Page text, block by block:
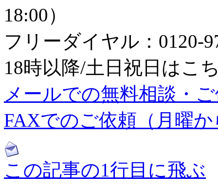
18:00）
フリーダイヤル：0120-
18時以降/土日祝日はこ
メールでの無料相談・
FAXでのご依頼（月曜
この記事の1行目に飛ぶ